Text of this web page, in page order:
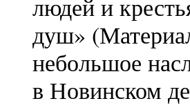
людей и
душ»
небольшое
в Новинском